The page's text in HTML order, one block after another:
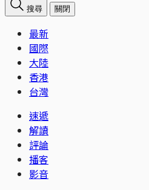
搜尋 關閉
最新
國際
大陸
香港
台灣
速遞
解讀
評論
播客
影音